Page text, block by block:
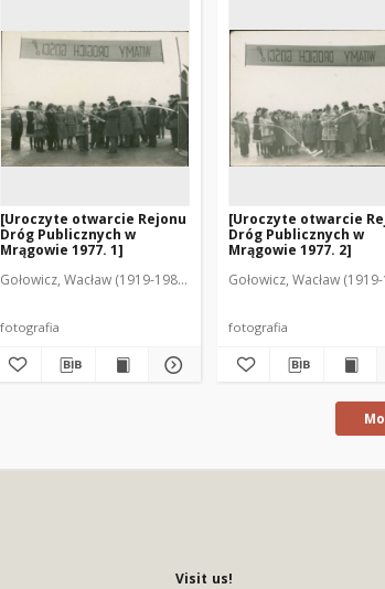
[Uroczyte otwarcie Rejonu
Dróg Publicznych w
Mrągowie 1977. 1]
Gołowicz, Wacław (1919-1983). Fot.
fotografia
[Uroczyte otwarcie
Dróg Publicznych w
Mrągowie 1977. 2]
Gołowicz, Wacław (1919-
fotografia
Visit us!